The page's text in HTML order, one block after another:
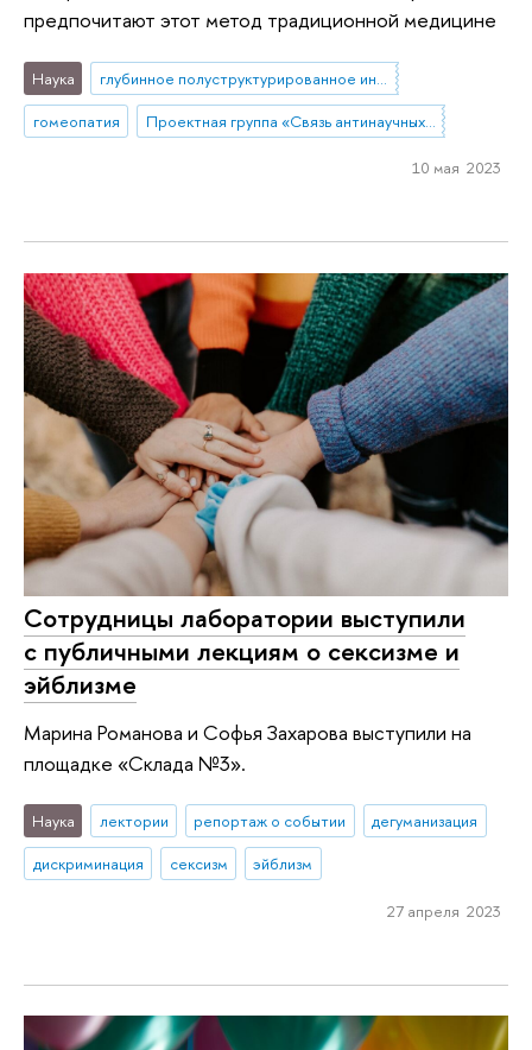
предпочитают этот метод традиционной медицине
Наука
глубинное полуструктурированное интервью
гомеопатия
Проектная группа «Связь антинаучных и конспирологических верований с благополучием и заботой о здоровье у россиян»
10 мая 2023
Сотрудницы лаборатории выступили
с публичными лекциям о сексизме и
эйблизме
Марина Романова и Софья Захарова выступили на
площадке «Склада №3».
Наука лектории репортаж о событии
дегуманизация
дискриминация
сексизм эйблизм
27 апреля 2023